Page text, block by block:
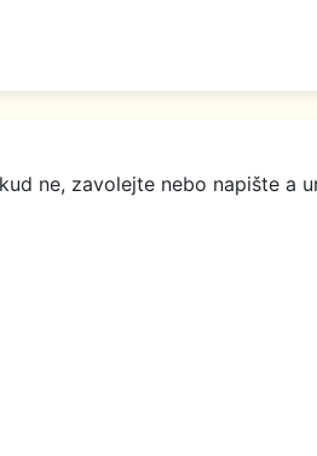
ne, zavolejte nebo napište a